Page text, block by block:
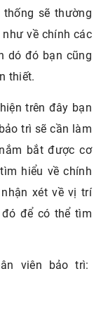
sẽ thường
về chính các
dó đó bạn cũng
thiết.
trên đây bạn
trì sẽ cần làm
bắt được cơ
hiểu về chính
xét về vị trí
để có thể tìm
viên bảo trì: